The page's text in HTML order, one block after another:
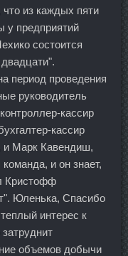
из каждых пяти
у предприятий
состоится
период проведения
руководитель
кассир
кассир
и Марк Кавендиш,
и он знает,
Кристофф
Юленька, Спасибо
интерес к
объемов добычи